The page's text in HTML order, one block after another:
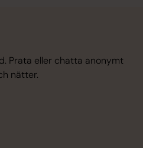
Prata eller chatta anonymt
nätter.